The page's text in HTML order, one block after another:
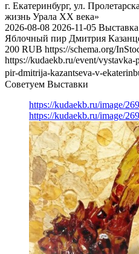
г. Екатеринбург, ул.
жизнь Урала ХХ века»
2026-08-08 2026-11-05
Яблочный пир Дмитрия
200 RUB https://schema.org/
https://kudaekb.ru/event/
pir-dmitrija-kazantseva-v-
Советуем Выставки
https://kudaekb.ru/image/
https://kudaekb.ru/image/